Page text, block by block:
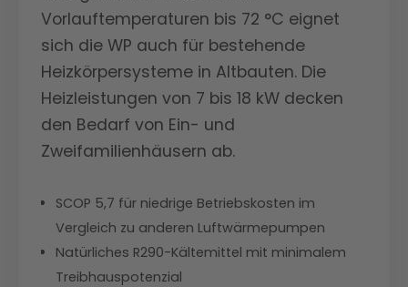
Vorlauftemperaturen bis 72 °C eignet
sich die WP auch für bestehende
Heizkörpersysteme in Altbauten. Die
Heizleistungen von 7 bis 18 kW decken
den Bedarf von Ein- und
Zweifamilienhäusern ab.
SCOP 5,7 für niedrige Betriebskosten im
Vergleich zu anderen Luftwärmepumpen
Natürliches R290-Kältemittel mit minimalem
Treibhauspotenzial